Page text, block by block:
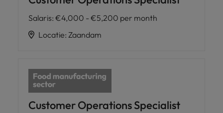
Salaris: €4,000 - €5,200 per month
Locatie: Zaandam
Customer Operations Specialist